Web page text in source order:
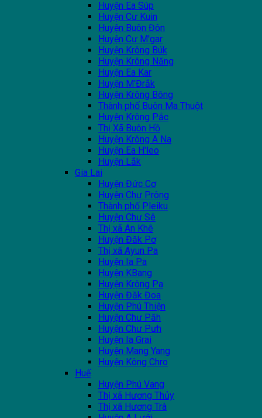
Huyện Ea Súp
Huyện Cư Kuin
Huyện Buôn Đôn
Huyện Cư M'gar
Huyện Krông Búk
Huyện Krông Năng
Huyện Ea Kar
Huyện M'Đrắk
Huyện Krông Bông
Thành phố Buôn Ma Thuột
Huyện Krông Pắc
Thị Xã Buôn Hồ
Huyện Krông A Na
Huyện Ea H'leo
Huyện Lắk
Gia Lai
Huyện Đức Cơ
Huyện Chư Prông
Thành phố Pleiku
Huyện Chư Sê
Thị xã An Khê
Huyện Đăk Pơ
Thị xã Ayun Pa
Huyện Ia Pa
Huyện KBang
Huyện Krông Pa
Huyện Đăk Đoa
Huyện Phú Thiện
Huyện Chư Păh
Huyện Chư Pưh
Huyện Ia Grai
Huyện Mang Yang
Huyện Kông Chro
Huế
Huyện Phú Vang
Thị xã Hương Thủy
Thị xã Hương Trà